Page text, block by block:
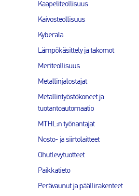
Kaapeliteollisuus
Kaivosteollisuus
Kyberala
Lämpökäsittely ja takomot
Meriteollisuus
Metallinjalostajat
Metallintyöstökoneet ja
tuotantoautomaatio
MTHL:n työnantajat
Nosto- ja siirtolaitteet
Ohutlevytuotteet
Paikkatieto
Perävaunut ja päällirakenteet